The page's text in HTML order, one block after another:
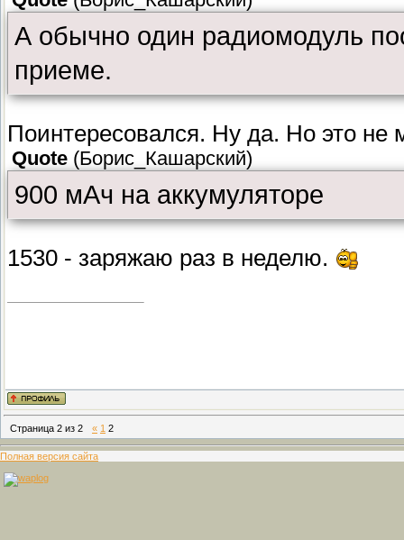
А обычно один радиомодуль
приеме.
Поинтересовался. Ну да. Но это не
Quote (Борис_Кашарский)
900 мАч на аккумуляторе
1530 - заряжаю раз в неделю.
Страница 2 из 2 « 1 2
Полная версия сайта